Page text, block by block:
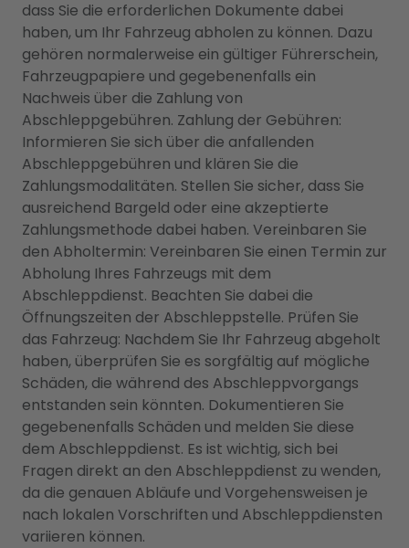
dass Sie die erforderlichen Dokumente dabei
haben, um Ihr Fahrzeug abholen zu können. Dazu
gehören normalerweise ein gültiger Führerschein,
Fahrzeugpapiere und gegebenenfalls ein
Nachweis über die Zahlung von
Abschleppgebühren. Zahlung der Gebühren:
Informieren Sie sich über die anfallenden
Abschleppgebühren und klären Sie die
Zahlungsmodalitäten. Stellen Sie sicher, dass Sie
ausreichend Bargeld oder eine akzeptierte
Zahlungsmethode dabei haben. Vereinbaren Sie
den Abholtermin: Vereinbaren Sie einen Termin zur
Abholung Ihres Fahrzeugs mit dem
Abschleppdienst. Beachten Sie dabei die
Öffnungszeiten der Abschleppstelle. Prüfen Sie
das Fahrzeug: Nachdem Sie Ihr Fahrzeug abgeholt
haben, überprüfen Sie es sorgfältig auf mögliche
Schäden, die während des Abschleppvorgangs
entstanden sein könnten. Dokumentieren Sie
gegebenenfalls Schäden und melden Sie diese
dem Abschleppdienst. Es ist wichtig, sich bei
Fragen direkt an den Abschleppdienst zu wenden,
da die genauen Abläufe und Vorgehensweisen je
nach lokalen Vorschriften und Abschleppdiensten
variieren können.